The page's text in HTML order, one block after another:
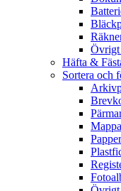
Övrigt
Häfta &
Sortera och